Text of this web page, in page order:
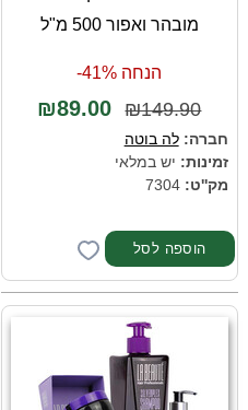
מובהר ואפור 500 מ"ל
הנחה 41%-
₪149.90
₪89.00
חברה:לה בוטה
זמינות: יש במלאי
מק''ט: 7304